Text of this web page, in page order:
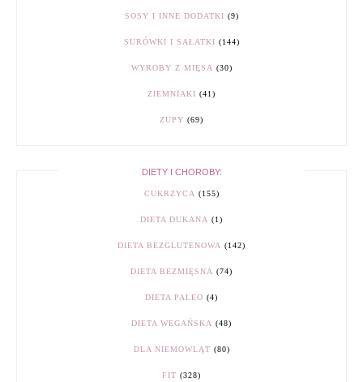
SOSY I INNE DODATKI (9)
SURÓWKI I SAŁATKI (144)
WYROBY Z MIĘSA (30)
ZIEMNIAKI (41)
ZUPY (69)
DIETY I CHOROBY:
CUKRZYCA (155)
DIETA DUKANA (1)
DIETA BEZGLUTENOWA (142)
DIETA BEZMIĘSNA (74)
DIETA PALEO (4)
DIETA WEGAŃSKA (48)
DLA NIEMOWLĄT (80)
FIT (328)